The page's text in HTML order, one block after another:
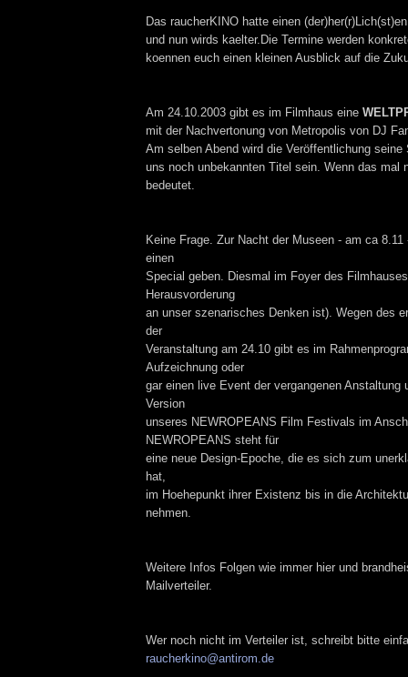
Das raucherKINO hatte einen
und nun wirds kaelter.Die Termine werden
koennen euch einen kleinen Ausblick auf die
Am 24.10.2003 gibt es im Filmhaus eine
mit der Nachvertonung von Metropolis von DJ
Am selben Abend wird die Veröffentlichung seine
uns noch unbekannten Titel sein. Wenn das mal
bedeutet.
Keine Frage. Zur Nacht der Museen - am ca
einen
Special geben. Diesmal im Foyer des
Herausvorderung
an unser szenarisches Denken ist). Wegen des
der
Veranstaltung am 24.10 gibt es im
Aufzeichnung oder
gar einen live Event der vergangenen Anstaltung
Version
unseres NEWROPEANS Film Festivals im
NEWROPEANS steht für
eine neue Design-Epoche, die es sich zum
hat,
im Hoehepunkt ihrer Existenz bis in die
nehmen.
Weitere Infos Folgen wie immer hier und
Mailverteiler.
Wer noch nicht im Verteiler ist, schreibt bitte
raucherkino@antirom.de